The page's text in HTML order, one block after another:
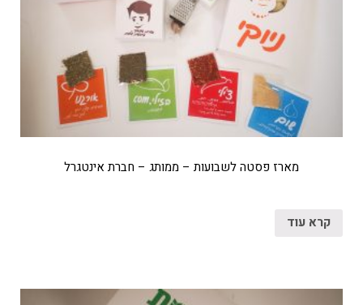
מארז פסטה לשבועות – ממותג – חברת אינטגרל
קרא עוד